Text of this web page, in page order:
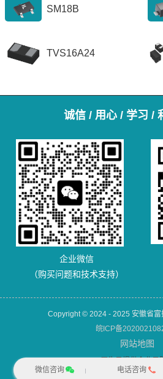
SM18B
TVS16A24
诚信 / 用心 / 学习 /
企业微信
（购买问题和技术支持）
Copyright © 2024 - 2025 安徽省富
皖ICP备
网站地图
微信咨询
电话咨询